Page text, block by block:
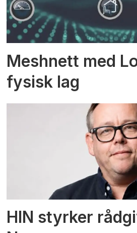
Meshnett med
fysisk lag
HIN styrker